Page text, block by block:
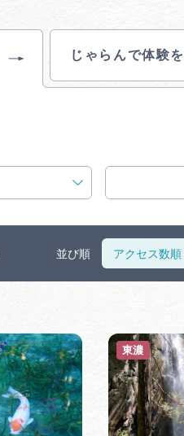
じゃらんで体験
並び順 アクセス数順
東濃